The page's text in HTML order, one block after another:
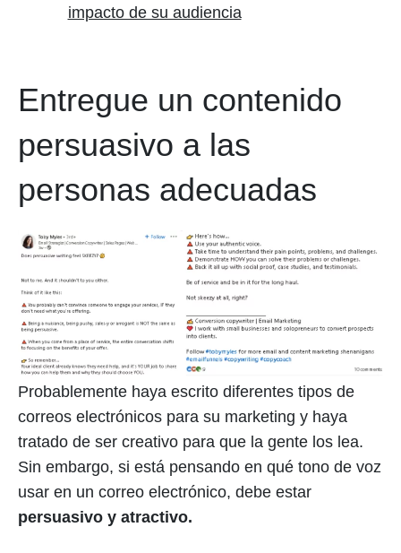
impacto de su audiencia
Entregue un contenido
persuasivo a las
personas adecuadas
Probablemente haya escrito diferentes tipos de
correos electrónicos para su marketing y haya
tratado de ser creativo para que la gente los lea.
Sin embargo, si está pensando en qué tono de voz
usar en un correo electrónico, debe estar
persuasivo y atractivo.